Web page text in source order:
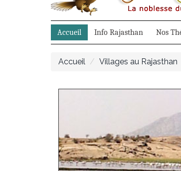
Accueil Info Rajasthan Nos
Accueil Villages au Rajasthan